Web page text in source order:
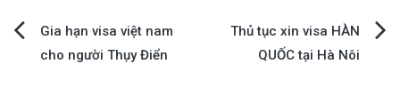
Post
Gia hạn visa việt nam
cho người Thụy Điển
Thủ tục xin visa HÀN
QUỐC tại Hà Nôi